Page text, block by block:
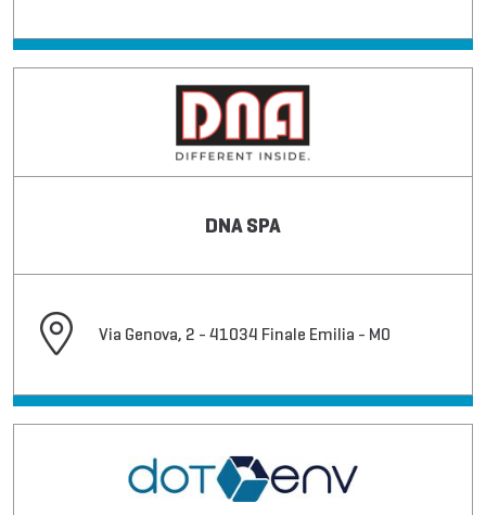
DNA SPA
Via Genova, 2 - 41034 Finale Emilia - MO